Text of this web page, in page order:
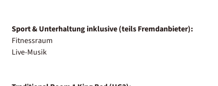
Sport & Unterhaltung inklusive (teils Fremdanbieter):
Fitnessraum
Live-Musik